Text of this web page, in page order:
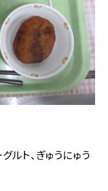
ルト、ぎゅうにゅう